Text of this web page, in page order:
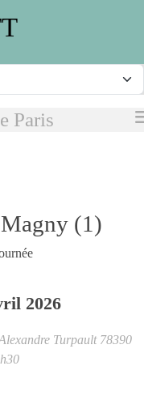
Paris
(1)
2026
Turpault 78390